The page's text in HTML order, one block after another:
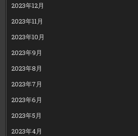
2023年12月
2023年11月
2023年10月
2023年9月
2023年8月
2023年7月
2023年6月
2023年5月
2023年4月